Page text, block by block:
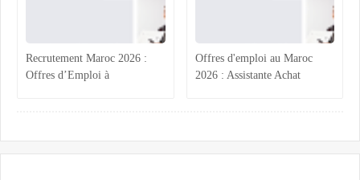
Recrutement Maroc 2026 :
Offres d’Emploi à
Offres d'emploi au Maroc
2026 : Assistante Achat
Qualité Tanger – Postulez